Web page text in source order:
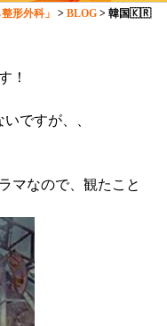
形外科」 >BLOG >韓国🇰🇷
！
ですが、、
マなので、観たこと